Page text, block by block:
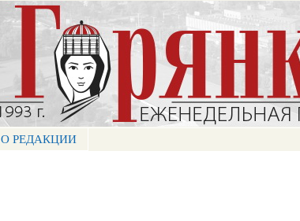
основному
содержанию
О РЕДАКЦИИ